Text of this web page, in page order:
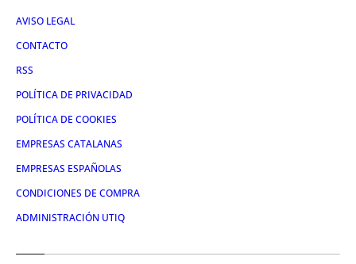
AVISO LEGAL
CONTACTO
RSS
POLÍTICA DE PRIVACIDAD
POLÍTICA DE COOKIES
EMPRESAS CATALANAS
EMPRESAS ESPAÑOLAS
CONDICIONES DE COMPRA
ADMINISTRACIÓN UTIQ